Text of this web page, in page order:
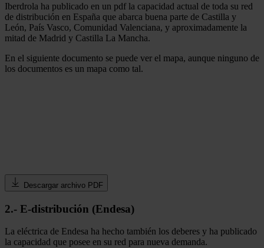
Iberdrola ha publicado en un pdf la capacidad actual de toda su red
de distribución en España que abarca buena parte de Castilla y
León, País Vasco, Comunidad Valenciana, y aproximadamente la
mitad de Madrid y Castilla La Mancha.
En el siguiente documento se puede ver el mapa, aunque ninguno de
los documentos es un mapa como tal.
Descargar archivo PDF
2.- E-distribución (Endesa)
La eléctrica de Endesa ha hecho también los deberes y ha publicado
la capacidad que posee en su red para nueva demanda.